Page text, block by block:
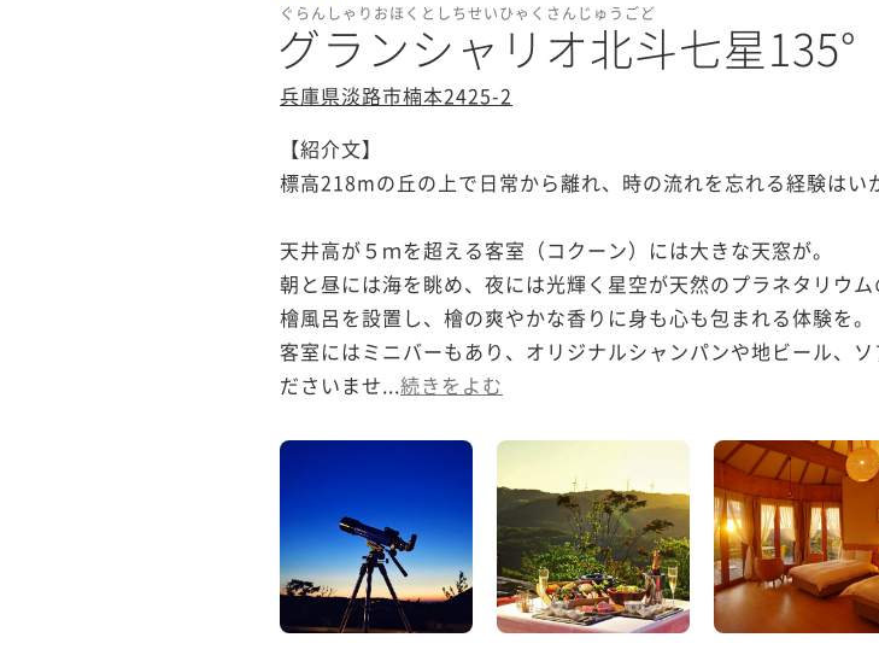
ぐらんしゃりおほくとしちせいひゃくさんじゅうごど
グランシャリオ北斗七星135°
兵庫県淡路市楠本2425-2
【紹介文】
標高218mの丘の上で日常から離れ、時の流れを忘れる経験はい
天井高が５ｍを超える客室（コクーン）には大きな天窓が。
朝と昼には海を眺め、夜には光輝く星空が天然のプラネタリウム
檜風呂を設置し、檜の爽やかな香りに身も心も包まれる体験を。
客室にはミニバーもあり、オリジナルシャンパンや地ビール、
ださいませ...続きをよむ